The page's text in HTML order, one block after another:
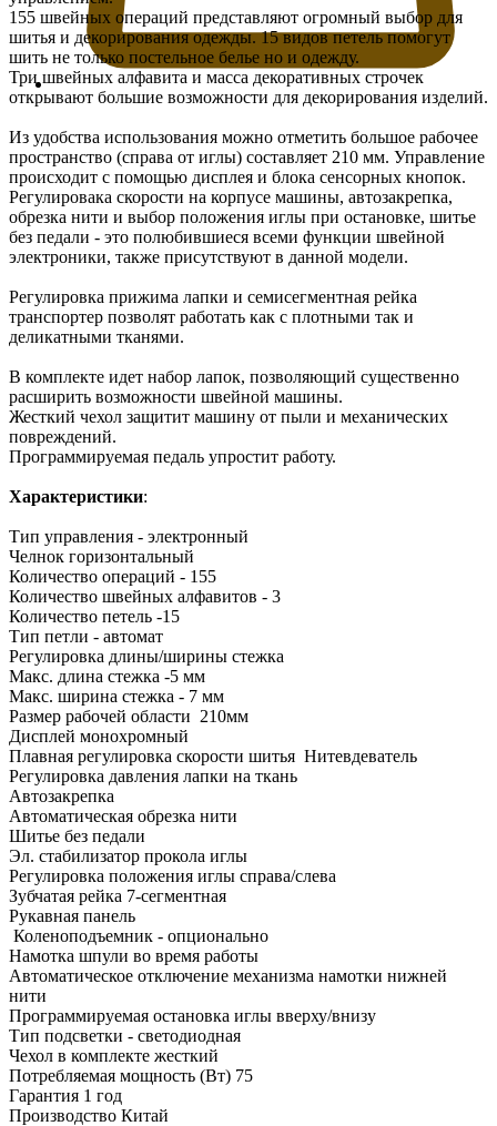
155 швейных операций представляют огромный выбор для
шитья и декорирования одежды. 15 видов петель помогут
шить не только постельное белье но и одежду.
Три швейных алфавита и масса декоративных строчек
открывают большие возможности для декорирования изделий.
Из удобства использования можно отметить большое рабочее
пространство (справа от иглы) составляет 210 мм. Управление
происходит с помощью дисплея и блока сенсорных кнопок.
Регулировака скорости на корпусе машины, автозакрепка,
обрезка нити и выбор положения иглы при остановке, шитье
без педали - это полюбившиеся всеми функции швейной
электроники, также присутствуют в данной модели.
Регулировка прижима лапки и семисегментная рейка
транспортер позволят работать как с плотными так и
деликатными тканями.
В комплекте идет набор лапок, позволяющий существенно
расширить возможности швейной машины.
Жесткий чехол защитит машину от пыли и механических
повреждений.
Программируемая педаль упростит работу.
Характеристики:
Тип управления - электронный
Челнок горизонтальный
Количество операций - 155
Количество швейных алфавитов - 3
Количество петель -15
Тип петли - автомат
Регулировка длины/ширины стежка
Макс. длина стежка -5 мм
Макс. ширина стежка - 7 мм
Размер рабочей области 210мм
Дисплей монохромный
Плавная регулировка скорости шитья Нитевдеватель
Регулировка давления лапки на ткань
Автозакрепка
Автоматическая обрезка нити
Шитье без педали
Эл. стабилизатор прокола иглы
Регулировка положения иглы справа/слева
Зубчатая рейка 7-сегментная
Рукавная панель
Коленоподъемник - опционально
Намотка шпули во время работы
Автоматическое отключение механизма намотки нижней
нити
Программируемая остановка иглы вверху/внизу
Тип подсветки - светодиодная
Чехол в комплекте жесткий
Потребляемая мощность (Вт) 75
Гарантия 1 год
Производство Китай